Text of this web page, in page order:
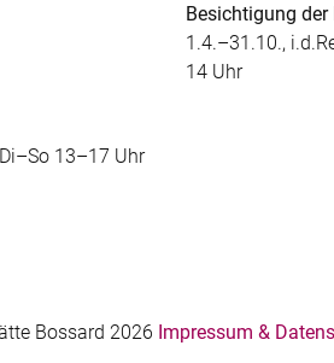
13–17 Uhr
Besichtigung
1.4.–31.10.,
14 Uhr
Bossard 2026 Impressum &